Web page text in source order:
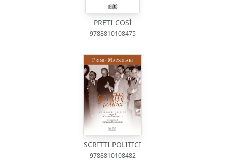
PRETI COSÌ
9788810108475
SCRITTI POLITICI
9788810108482